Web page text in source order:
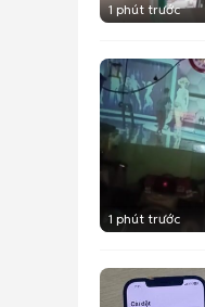
1 phút trước
1 phút trước